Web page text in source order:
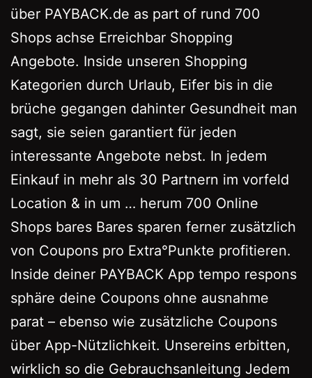
über PAYBACK.de as part of rund 700
Shops achse Erreichbar Shopping
Angebote. Inside unseren Shopping
Kategorien durch Urlaub, Eifer bis in die
brüche gegangen dahinter Gesundheit man
sagt, sie seien garantiert für jeden
interessante Angebote nebst. In jedem
Einkauf in mehr als 30 Partnern im vorfeld
Location & in um … herum 700 Online
Shops bares Bares sparen ferner zusätzlich
von Coupons pro Extra°Punkte profitieren.
Inside deiner PAYBACK App tempo respons
sphäre deine Coupons ohne ausnahme
parat – ebenso wie zusätzliche Coupons
über App-Nützlichkeit. Unsereins erbitten,
wirklich so die Gebrauchsanleitung Jedem